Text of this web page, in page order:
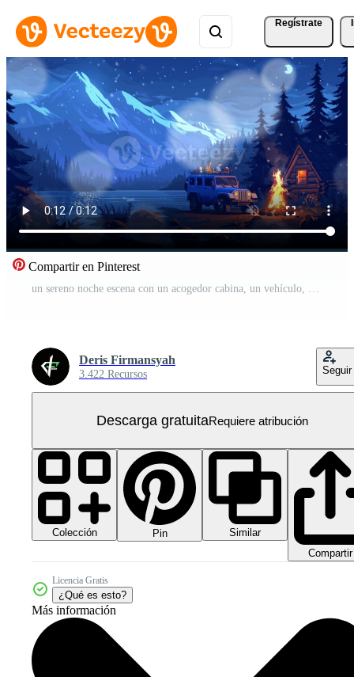
Regístrate
Compartir en Pinterest
un sereno noche escena con un acogedor cabina, un vehículo, y un hoguera por un lago, todas conjunto en contra un fondo de majestuoso montañas debajo un estrellado cielo. Vídeo Gratis
Deris Firmansyah
3.422 Recursos Seguir
Descarga gratuitaRequiere atribución
Colección Pin
Similar
Compartir
Licencia Gratis
¿Qué es esto?
Más información